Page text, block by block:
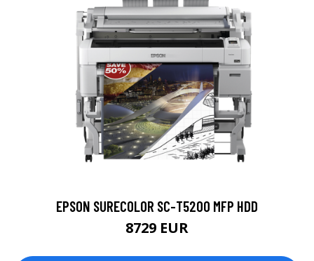
EPSON SURECOLOR SC-T5200 MFP HDD
8729 EUR